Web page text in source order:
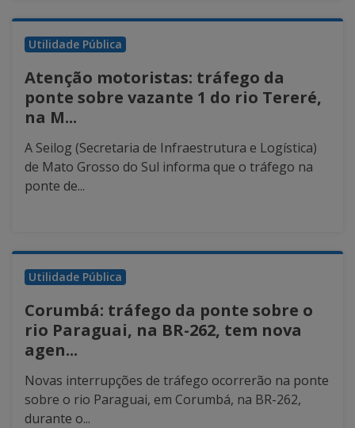
Utilidade Pública
Atenção motoristas: tráfego da
ponte sobre vazante 1 do rio Tereré,
na M...
A Seilog (Secretaria de Infraestrutura e Logística)
de Mato Grosso do Sul informa que o tráfego na
ponte de...
Utilidade Pública
Corumbá: tráfego da ponte sobre o
rio Paraguai, na BR-262, tem nova
agen...
Novas interrupções de tráfego ocorrerão na ponte
sobre o rio Paraguai, em Corumbá, na BR-262,
durante o...